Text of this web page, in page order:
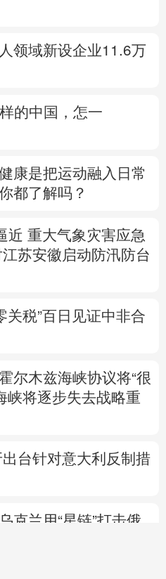
日本語 한국어
领域新设企业11.6万
的中国，怎一
康是把运动融入日常
都了解吗？
近 重大气象灾害应急
苏安徽启动防汛防台
关税”百日见证中非合
尔木兹海峡协议将“很
峡将逐步失去战略重
台针对意大利反制措
克兰用“星链”打击俄